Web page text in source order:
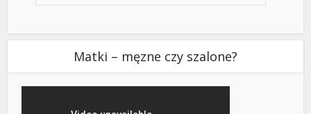
Matki – męzne czy szalone?